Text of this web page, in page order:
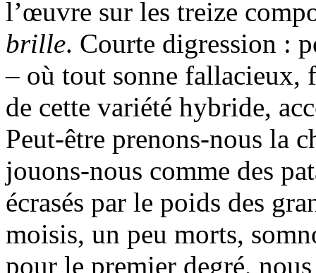
l’œuvre sur les treize
brille. Courte digression :
– où tout sonne fallacieux,
de cette variété hybride,
Peut-être prenons-nous la
jouons-nous comme des
écrasés par le poids des
moisis, un peu morts,
pour le premier degré,